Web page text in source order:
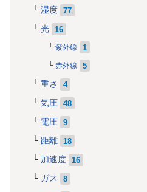
湿度 77
光 16
紫外線 1
赤外線 5
重さ 4
気圧 48
電圧 9
距離 18
加速度 16
ガス 8